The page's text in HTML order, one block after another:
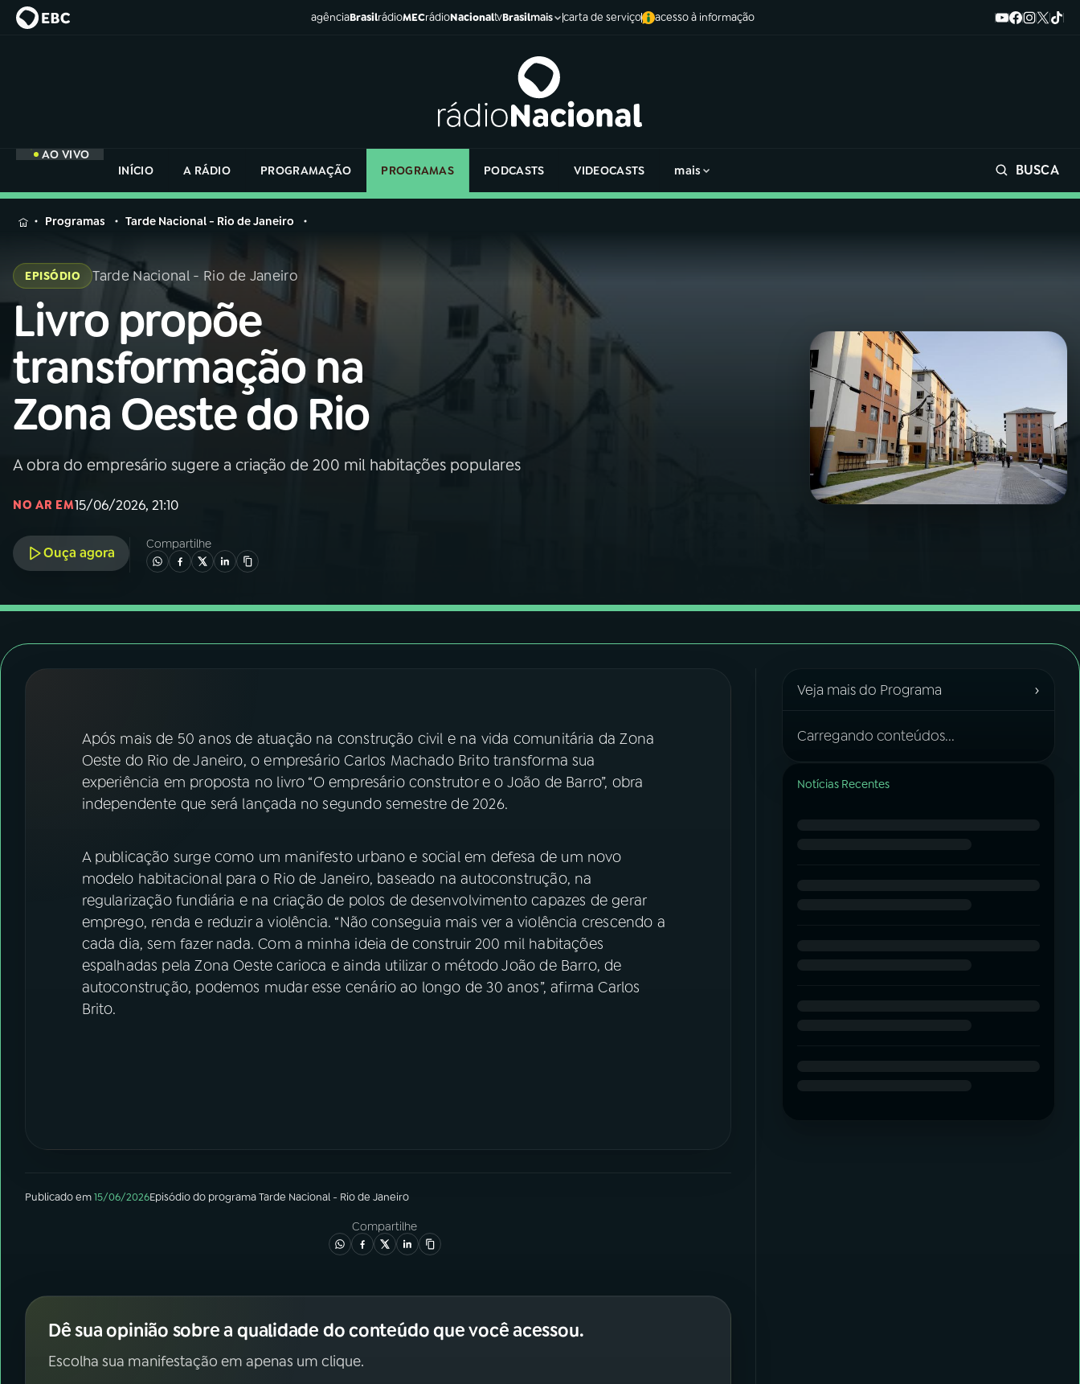
agênciaBrasilrádioMECrádioNacionaltvBrasilmais carta de serviço acesso à informação
AO VIVO
INÍCIO
A RÁDIO PROGRAMAÇÃO PROGRAMAS PODCASTS VIDEOCASTS mais BUSCA
MENU
Buscar
Rádio
Nacional
Buscar
01 INÍCIO
A RÁDIO
03PROGRAMAÇÃO
PROGRAMAS
FESTIVAL DE MÚSICA
YouTube Facebook
Instagram X
na
Rádio
Nacional
Programas Tarde Nacional - Rio de Janeiro
EPISÓDIO Tarde Nacional - Rio de Janeiro
Livro propõe
transformação na
Zona Oeste do Rio
A obra do empresário sugere a criação de 200 mil habitações populares
NO AR EM15/06/2026, 21:10
Ouça agora
Compartilhe
Após mais de 50 anos de atuação na construção civil e na vida comunitária da Zona
Oeste do Rio de Janeiro, o empresário Carlos Machado Brito transforma sua
experiência em proposta no livro “O empresário construtor e o João de Barro”, obra
independente que será lançada no segundo semestre de 2026.
A publicação surge como um manifesto urbano e social em defesa de um novo
modelo habitacional para o Rio de Janeiro, baseado na autoconstrução, na
regularização fundiária e na criação de polos de desenvolvimento capazes de gerar
emprego, renda e reduzir a violência. “Não conseguia mais ver a violência crescendo a
cada dia, sem fazer nada. Com a minha ideia de construir 200 mil habitações
espalhadas pela Zona Oeste carioca e ainda utilizar o método João de Barro, de
autoconstrução, podemos mudar esse cenário ao longo de 30 anos”, afirma Carlos
Brito.
Publicado em15/06/2026Episódiodo programaTarde Nacional - Rio de Janeiro
Compartilhe
Dê sua opinião sobre a qualidade do conteúdo que você acessou.
Escolha sua manifestação em apenas um clique.
Veja mais do Programa ›
Carregando conteúdos...
Notícias Recentes